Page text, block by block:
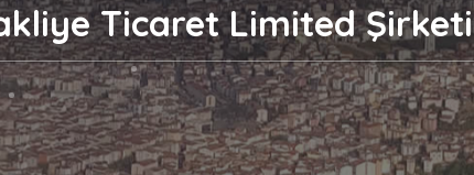
Ticaret Limited Şirketi